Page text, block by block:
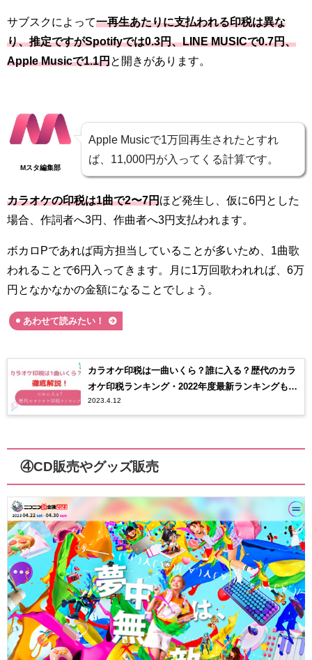
サブスクによって一再生あたりに支払われる印税は異な
り、推定ですがSpotifyでは0.3円、LINE MUSICで0.7円、
Apple Musicで1.1円と開きがあります。
Mスタ編集部
Apple Musicで1万回再生されたとすれ
ば、11,000円が入ってくる計算です。
カラオケの印税は1曲で2〜7円ほど発生し、仮に6円とした
場合、作詞者へ3円、作曲者へ3円支払われます。
ボカロPであれば両方担当していることが多いため、1曲歌
われることで6円入ってきます。月に1万回歌われれば、6万
円となかなかの金額になることでしょう。
あわせて読みたい！
カラオケ印税は一曲いくら？誰に入る？歴代のカラ
オケ印税ランキング・2022年度最新ランキングも紹
介！
2023.4.12
④CD販売やグッズ販売